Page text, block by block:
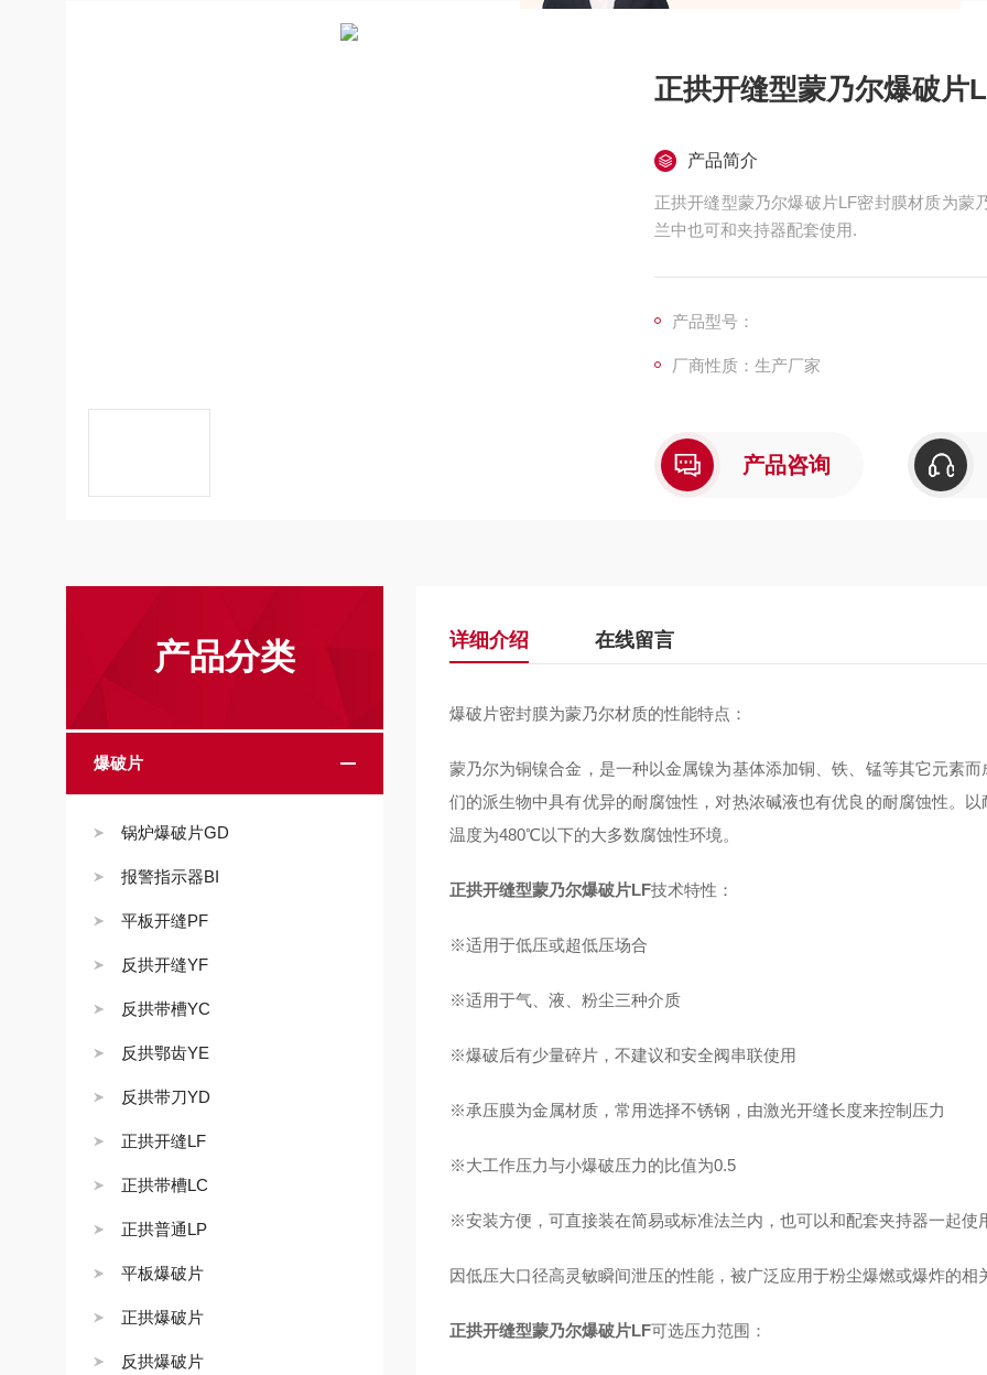
正拱开缝型蒙乃尔爆破片
产品简介
正拱开缝型蒙乃尔爆破片LF密封膜材质为蒙
兰中也可和夹持器配套使用.
产品型号：
厂商性质：生产厂家
产品咨询
产品分类
爆破片
锅炉爆破片GD
报警指示器BI
平板开缝PF
反拱开缝YF
反拱带槽YC
反拱鄂齿YE
反拱带刀YD
正拱开缝LF
正拱带槽LC
正拱普通LP
平板爆破片
正拱爆破片
反拱爆破片
详细介绍 在线留言
爆破片密封膜为蒙乃尔材质的性能特点：
蒙乃尔为铜镍合金，是一种以金属镍为基体添加铜、铁、锰等其它元素
们的派生物中具有优异的耐腐蚀性，对热浓碱液也有优良的耐腐蚀性。
温度为480℃以下的大多数腐蚀性环境。
正拱开缝型蒙乃尔爆破片LF技术特性：
※适用于低压或超低压场合
※适用于气、液、粉尘三种介质
※爆破后有少量碎片，不建议和安全阀串联使用
※承压膜为金属材质，常用选择不锈钢，由激光开缝长度来控制压力
※大工作压力与小爆破压力的比值为0.5
※安装方便，可直接装在简易或标准法兰内，也可以和配套夹持器一起使
因低压大口径高灵敏瞬间泄压的性能，被广泛应用于粉尘爆燃或爆炸的相
正拱开缝型蒙乃尔爆破片LF可选压力范围：